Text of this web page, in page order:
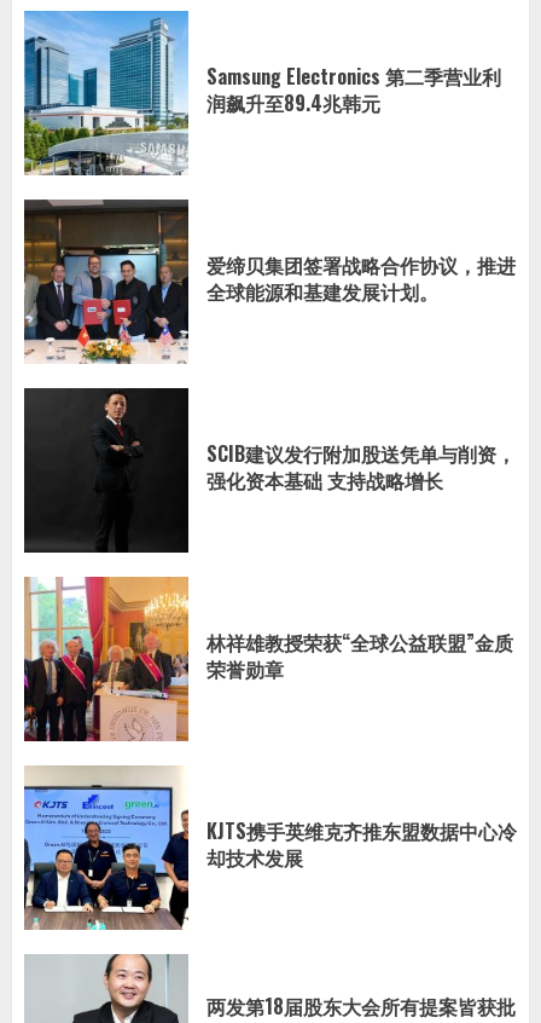
Samsung Electronics 第二季营业利
润飙升至89.4兆韩元
爱缔贝集团签署战略合作协议，推进
全球能源和基建发展计划。
SCIB建议发行附加股送凭单与削资，
强化资本基础 支持战略增长
林祥雄教授荣获“全球公益联盟”金质
荣誉勋章
KJTS携手英维克齐推东盟数据中心冷
却技术发展
两发第18届股东大会所有提案皆获批